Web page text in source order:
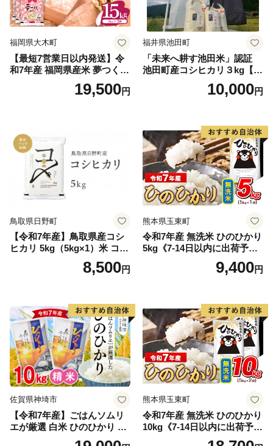
福岡県大木町
【最短7営業日以内発送】令
和7年産 福岡県産米 夢つくし
15kg 精米 ※北海道・沖縄・
19,500円
福井県池田町
「未来へ耕す池田米」認証
池田町産コシヒカリ３kg【お
1人様につき３セットまで】
10,000円
鳥取県日野町
【令和7年産】鳥取県産コシ
ヒカリ 5kg（5kg×1）米 コシ
ヒカリ こしひかり お米 白米
精米 5キロ おこめ こめ コメ
野町産 Elevation
8,500円
熊本県玉東町
令和7年産 無洗米 ひのひかり
5kg《7-14日以内に出荷予定
(土日祝除く)》コメ 米 無洗米
高レビュー｜人気米 熊本県
9,400円
佐賀県神埼市
【令和7年産】ごはんソムリ
エが厳選 白米 ひのひかり 10
熊本県玉東町
令和7年産 無洗米 ひのひかり
10kg《7-14日以内に出荷予定
(土日祝除く)》コメ 米 無洗米